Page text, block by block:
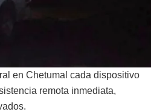
en Chetumal cada dispositivo
remota inmediata,